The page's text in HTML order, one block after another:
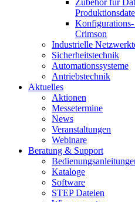
Crimson
Industrielle
Sicherheitstechnik
Automationssysteme
Antriebstechnik
Aktuelles
Aktionen
Messetermine
News
Veranstaltungen
Webinare
Beratung & Support
Kataloge
Software
STEP Dateien